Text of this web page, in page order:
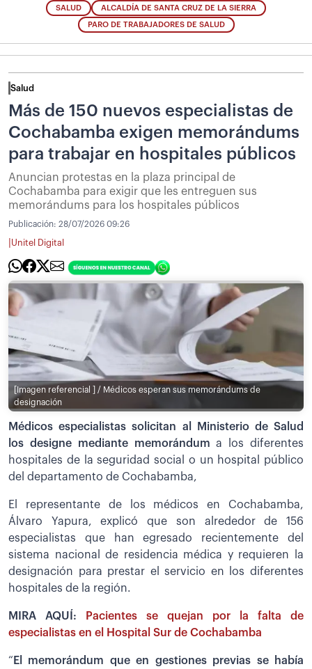
SALUD ALCALDÍA DE SANTA CRUZ DE LA SIERRA
PARO DE TRABAJADORES DE SALUD
Salud
Más de 150 nuevos especialistas de
Cochabamba exigen memorándums
para trabajar en hospitales públicos
Anuncian protestas en la plaza principal de
Cochabamba para exigir que les entreguen sus
memorándums para los hospitales públicos
Publicación: 28/07/2026 09:26
Unitel Digital
[Imagen referencial ] / Médicos esperan sus memorándums de
designación
Médicos especialistas solicitan al Ministerio de Salud
los designe mediante memorándum a los diferentes
hospitales de la seguridad social o un hospital público
del departamento de Cochabamba,
El representante de los médicos en Cochabamba,
Álvaro Yapura, explicó que son alrededor de 156
especialistas que han egresado recientemente del
sistema nacional de residencia médica y requieren la
designación para prestar el servicio en los diferentes
hospitales de la región.
MIRA AQUÍ:
Pacientes se quejan por la falta de
especialistas en el Hospital Sur de Cochabamba
“ El memorándum que en gestiones previas se había